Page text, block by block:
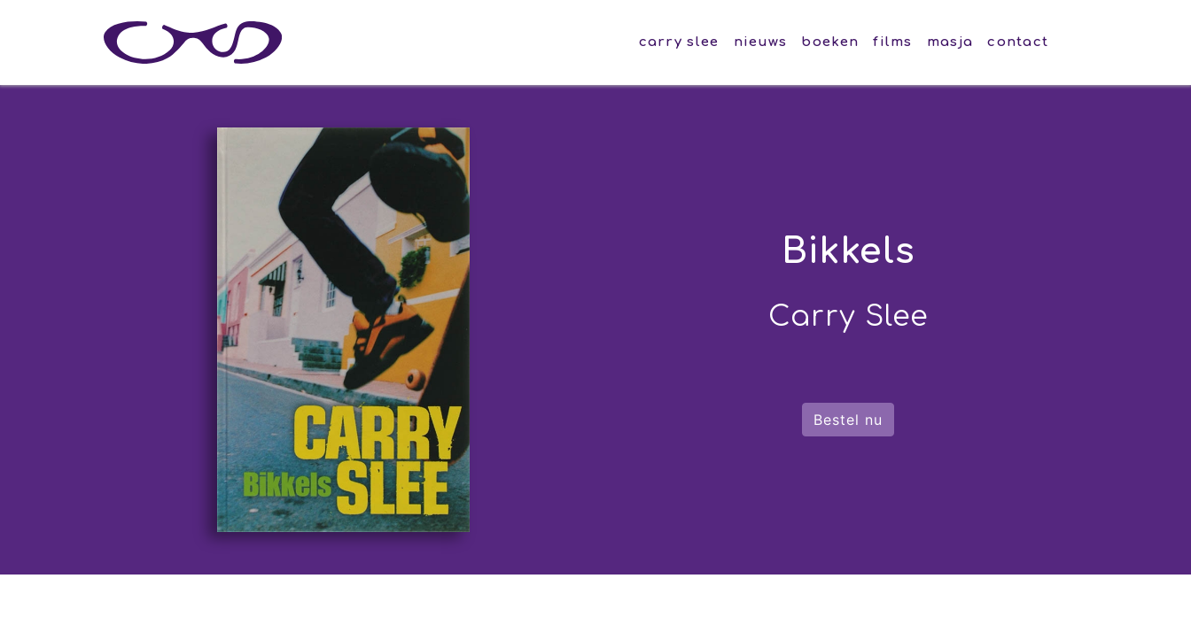
carry slee nieuws boeken films masja contact
Bikkels
Carry Slee
Bestel nu